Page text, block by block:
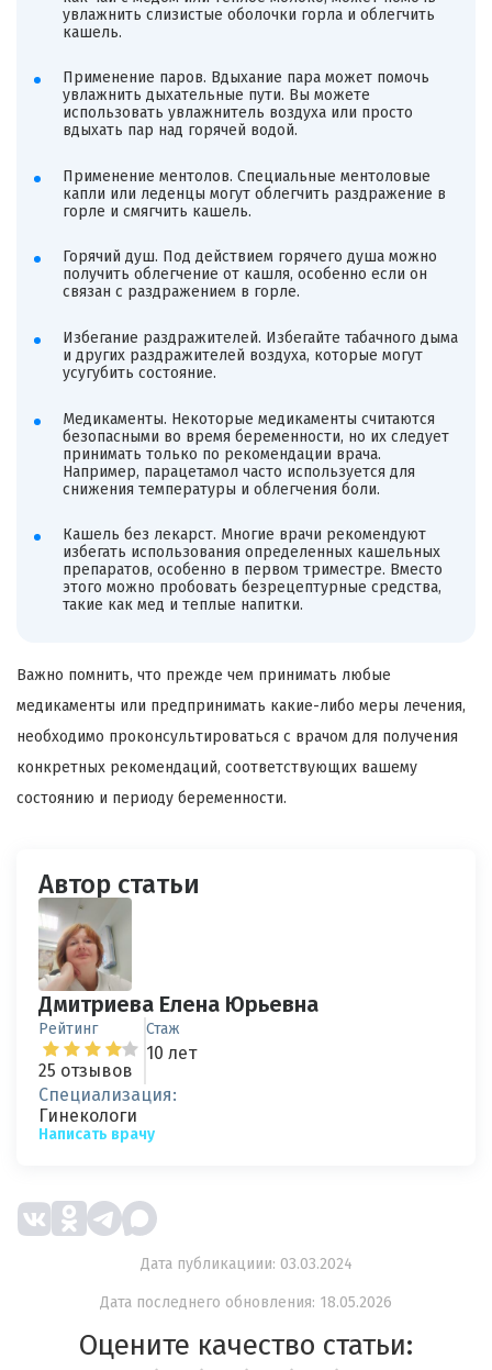
увлажнить слизистые оболочки горла и облегчить
кашель.
Применение паров. Вдыхание пара может помочь
увлажнить дыхательные пути. Вы можете
использовать увлажнитель воздуха или просто
вдыхать пар над горячей водой.
Применение ментолов. Специальные ментоловые
капли или леденцы могут облегчить раздражение в
горле и смягчить кашель.
Горячий душ. Под действием горячего душа можно
получить облегчение от кашля, особенно если он
связан с раздражением в горле.
Избегание раздражителей. Избегайте табачного дыма
и других раздражителей воздуха, которые могут
усугубить состояние.
Медикаменты. Некоторые медикаменты считаются
безопасными во время беременности, но их следует
принимать только по рекомендации врача.
Например, парацетамол часто используется для
снижения температуры и облегчения боли.
Кашель без лекарст. Многие врачи рекомендуют
избегать использования определенных кашельных
препаратов, особенно в первом триместре. Вместо
этого можно пробовать безрецептурные средства,
такие как мед и теплые напитки.
Важно помнить, что прежде чем принимать любые
медикаменты или предпринимать какие-либо меры лечения,
необходимо проконсультироваться с врачом для получения
конкретных рекомендаций, соответствующих вашему
состоянию и периоду беременности.
Автор статьи
Дмитриева Елена Юрьевна
Рейтинг
25 отзывов
Стаж
10 лет
Специализация:
Гинекологи
Написать врачу
Дата публикациии: 03.03.2024
Дата последнего обновления: 18.05.2026
Оцените качество статьи: